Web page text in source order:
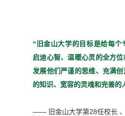
“旧金山大学的目标是给每个
启迪心智、温暖心灵的全方位
发展他们严谨的思维、充满
的知识、宽容的灵魂和完善的
—— 旧金山大学第28任校长 、